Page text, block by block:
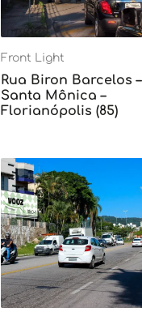
Front Light
Rua Biron Barcelos –
Santa Mônica –
Florianópolis (85)